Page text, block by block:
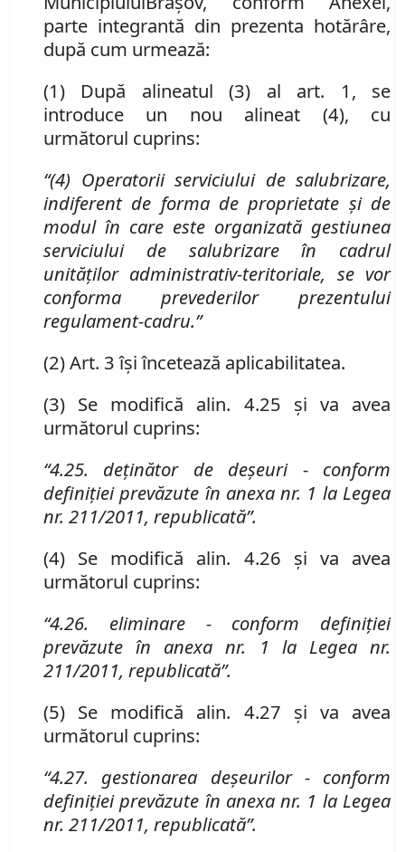
parte integrantă din prezenta hotărâre,
după cum urmează:
(1) După alineatul (3) al art. 1, se
introduce un nou alineat (4), cu
următorul cuprins:
“(4) Operatorii serviciului de salubrizare,
indiferent de forma de proprietate şi de
modul în care este organizată gestiunea
serviciului de salubrizare în cadrul
unităţilor administrativ-teritoriale, se vor
conforma prevederilor prezentului
regulament-cadru.”
(2)Art. 3 îşi încetează aplicabilitatea.
(3) Se modifică alin. 4.25 și va avea
următorul cuprins:
“4.25. deţinător de deşeuri - conform
definiției prevăzute în anexa nr. 1 la Legea
nr. 211/2011, republicată”.
(4) Se modifică alin. 4.26 și va avea
următorul cuprins:
“4.26. eliminare - conform definiției
prevăzuteîn anexa nr. 1 la Legea nr.
211/2011, republicată”.
(5) Se modifică alin. 4.27 și va avea
următorul cuprins:
“4.27. gestionarea deşeurilor - conform
definiției prevăzute în anexa nr. 1 la Legea
nr. 211/2011, republicată”.